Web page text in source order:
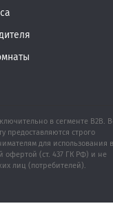
в сегменте B2B.
предоставляются строго
для использования в
офертой (ст. 437 ГК РФ) и не
лиц (потребителей).